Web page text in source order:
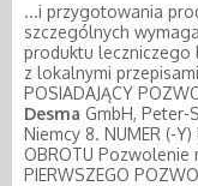
...i przygotowania
szczególnych
produktu leczniczego
z lokalnymi
POSIADAJĄCY
Desma GmbH, Peter-
Niemcy 8. NUMER (-Y)
OBROTU Pozwolenie
PIERWSZEGO